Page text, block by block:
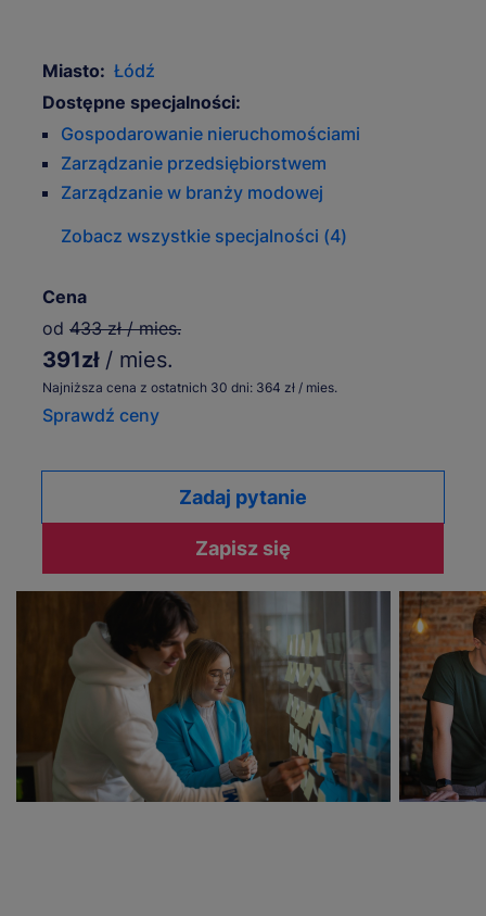
Miasto: Łódź
Dostępne specjalności:
Gospodarowanie nieruchomościami
Zarządzanie przedsiębiorstwem
Zarządzanie w branży modowej
Zobacz wszystkie specjalności (4)
Cena
od 433 zł / mies.
391zł / mies.
Najniższa cena z ostatnich 30 dni: 364 zł / mies.
Sprawdź ceny
Zadaj pytanie
Zapisz się